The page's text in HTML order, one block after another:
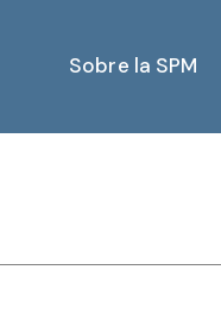
Sobre la SPM